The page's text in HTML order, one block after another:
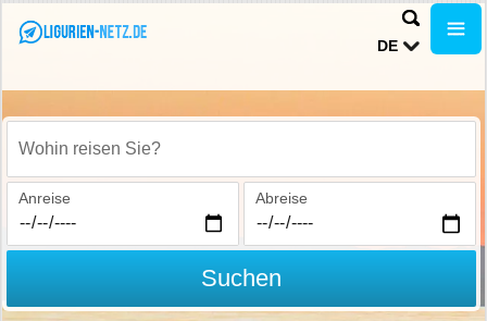
DE
Wohin reisen Sie?
Anreise Abreise
Suchen